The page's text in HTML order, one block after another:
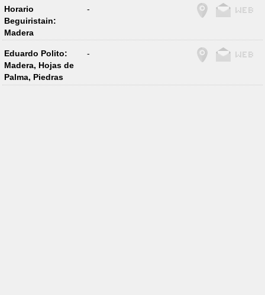
Horario
Beguiristain:
Madera
-
Eduardo Polito:
Madera, Hojas de
Palma, Piedras
-